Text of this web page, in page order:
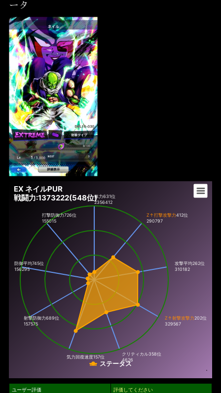
ータ
EX ネイルPUR
戦闘力:1373222(548位)
ステータス
体力631位
2356412
Z↑打撃攻撃力412位
290797
攻撃平均262位
310182
Z↑射撃攻撃力202位
329567
クリティカル358位
4626
気力回復速度157位
射撃防御力689位
157575
防御平均745位
156295
打撃防御力726位
155015
ユーザー評価 評価してください